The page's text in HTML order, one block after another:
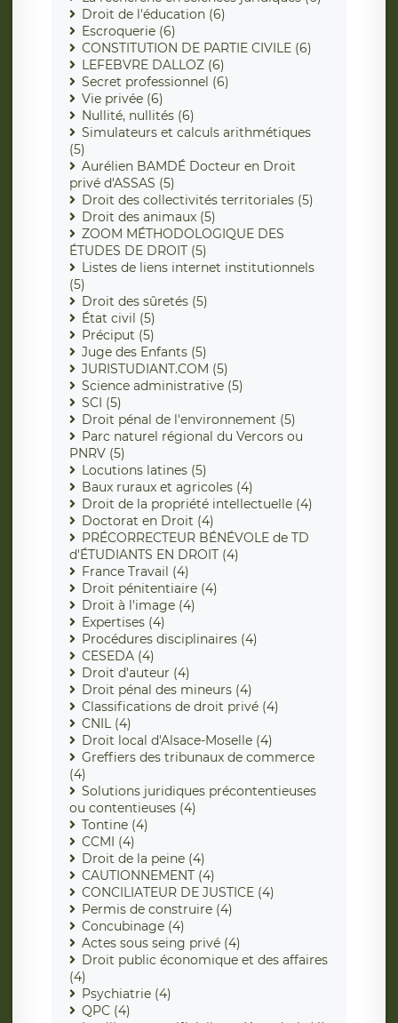
Droit de l'éducation (6)
Escroquerie (6)
CONSTITUTION DE PARTIE CIVILE (6)
LEFEBVRE DALLOZ (6)
Secret professionnel (6)
Vie privée (6)
Nullité, nullités (6)
Simulateurs et calculs arithmétiques
(5)
Aurélien BAMDÉ Docteur en Droit
privé d'ASSAS (5)
Droit des collectivités territoriales (5)
Droit des animaux (5)
ZOOM MÉTHODOLOGIQUE DES
ÉTUDES DE DROIT (5)
Listes de liens internet institutionnels
(5)
Droit des sûretés (5)
État civil (5)
Préciput (5)
Juge des Enfants (5)
JURISTUDIANT.COM (5)
Science administrative (5)
SCI (5)
Droit pénal de l'environnement (5)
Parc naturel régional du Vercors ou
PNRV (5)
Locutions latines (5)
Baux ruraux et agricoles (4)
Droit de la propriété intellectuelle (4)
Doctorat en Droit (4)
PRÉCORRECTEUR BÉNÉVOLE de TD
d'ÉTUDIANTS EN DROIT (4)
France Travail (4)
Droit pénitentiaire (4)
Droit à l'image (4)
Expertises (4)
Procédures disciplinaires (4)
CESEDA (4)
Droit d'auteur (4)
Droit pénal des mineurs (4)
Classifications de droit privé (4)
CNIL (4)
Droit local d'Alsace-Moselle (4)
Greffiers des tribunaux de commerce
(4)
Solutions juridiques précontentieuses
ou contentieuses (4)
Tontine (4)
CCMI (4)
Droit de la peine (4)
CAUTIONNEMENT (4)
CONCILIATEUR DE JUSTICE (4)
Permis de construire (4)
Concubinage (4)
Actes sous seing privé (4)
Droit public économique et des affaires
(4)
Psychiatrie (4)
QPC (4)